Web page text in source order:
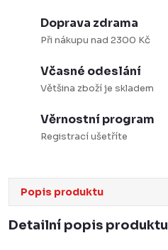
Doprava zdrama
Při nákupu nad 2300 Kč
Včasné odeslání
Většina zboží je skladem
Věrnostní program
Registrací ušetříte
Popis produktu
Detailní popis produktu